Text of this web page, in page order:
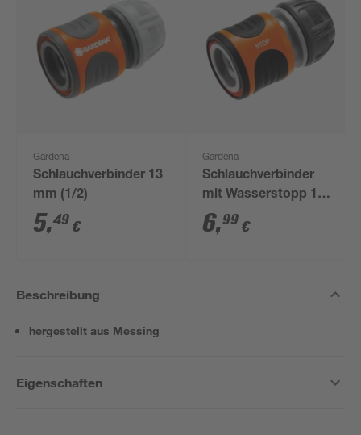
Gardena
Schlauchverbinder 13
mm (1/2)
5,49 €
Gardena
Schlauchverbinder
mit Wasserstopp 13
mm (1/2")
6,99 €
Beschreibung
hergestellt aus Messing
Eigenschaften